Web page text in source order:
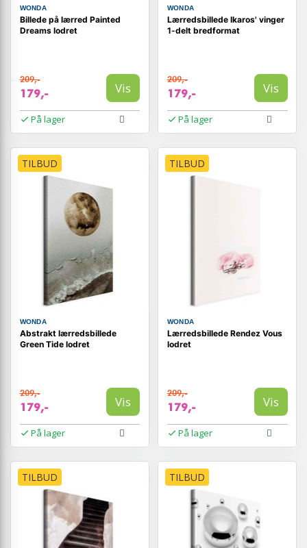
WONDA
Billede på lærred Painted
Dreams lodret
209,-
179,- Vis
På lager
WONDA
Lærredsbillede Ikaros' vinger
1-delt bredformat
209,-
179,- Vis
På lager
TILBUD
WONDA
Abstrakt lærredsbillede
Green Tide lodret
209,-
179,- Vis
På lager
TILBUD
WONDA
Lærredsbillede Rendez Vous
lodret
209,-
179,- Vis
På lager
TILBUD TILBUD